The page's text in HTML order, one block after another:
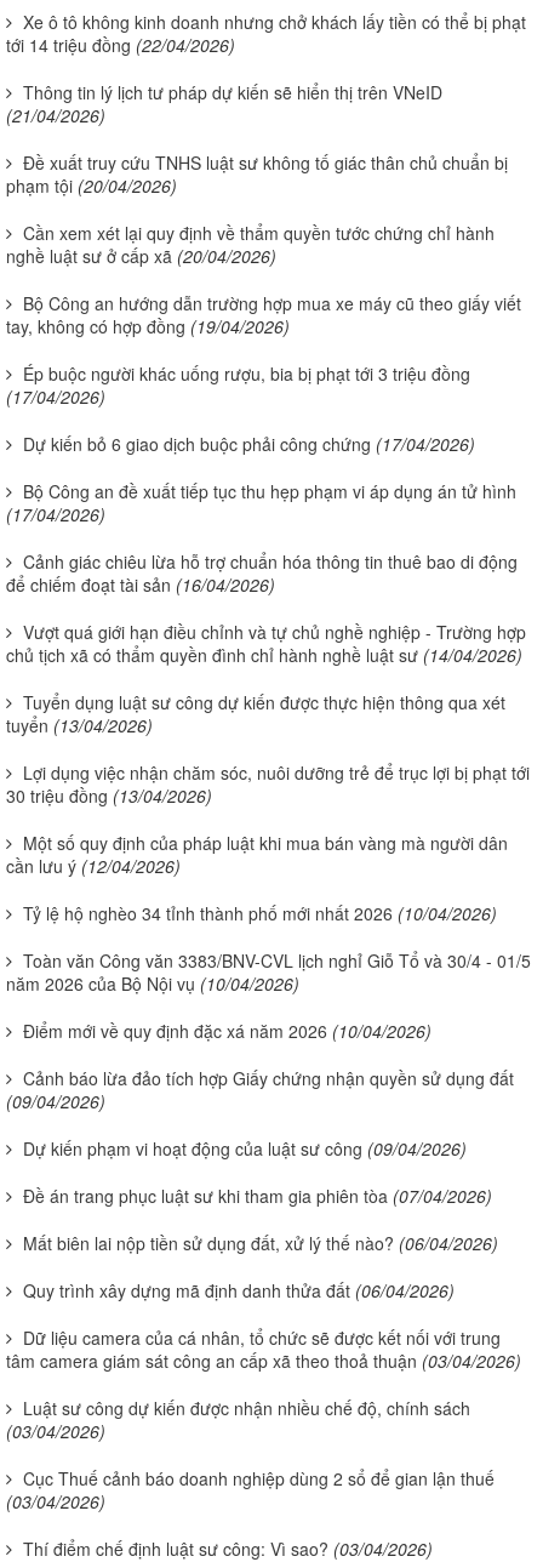
Xe ô tô không kinh doanh nhưng chở khách lấy tiền có thể bị phạt
tới 14 triệu đồng (22/04/2026)
Thông tin lý lịch tư pháp dự kiến sẽ hiển thị trên VNeID
(21/04/2026)
Đề xuất truy cứu TNHS luật sư không tố giác thân chủ chuẩn bị
phạm tội (20/04/2026)
Cần xem xét lại quy định về thẩm quyền tước chứng chỉ hành
nghề luật sư ở cấp xã (20/04/2026)
Bộ Công an hướng dẫn trường hợp mua xe máy cũ theo giấy viết
tay, không có hợp đồng (19/04/2026)
Ép buộc người khác uống rượu, bia bị phạt tới 3 triệu đồng
(17/04/2026)
Dự kiến bỏ 6 giao dịch buộc phải công chứng (17/04/2026)
Bộ Công an đề xuất tiếp tục thu hẹp phạm vi áp dụng án tử hình
(17/04/2026)
Cảnh giác chiêu lừa hỗ trợ chuẩn hóa thông tin thuê bao di động
để chiếm đoạt tài sản (16/04/2026)
Vượt quá giới hạn điều chỉnh và tự chủ nghề nghiệp - Trường hợp
chủ tịch xã có thẩm quyền đình chỉ hành nghề luật sư (14/04/2026)
Tuyển dụng luật sư công dự kiến được thực hiện thông qua xét
tuyển (13/04/2026)
Lợi dụng việc nhận chăm sóc, nuôi dưỡng trẻ để trục lợi bị phạt tới
30 triệu đồng (13/04/2026)
Một số quy định của pháp luật khi mua bán vàng mà người dân
cần lưu ý (12/04/2026)
Tỷ lệ hộ nghèo 34 tỉnh thành phố mới nhất 2026 (10/04/2026)
Toàn văn Công văn 3383/BNV-CVL lịch nghỉ Giỗ Tổ và 30/4 - 01/5
năm 2026 của Bộ Nội vụ (10/04/2026)
Điểm mới về quy định đặc xá năm 2026 (10/04/2026)
Cảnh báo lừa đảo tích hợp Giấy chứng nhận quyền sử dụng đất
(09/04/2026)
Dự kiến phạm vi hoạt động của luật sư công (09/04/2026)
Đề án trang phục luật sư khi tham gia phiên tòa (07/04/2026)
Mất biên lai nộp tiền sử dụng đất, xử lý thế nào? (06/04/2026)
Quy trình xây dựng mã định danh thửa đất (06/04/2026)
Dữ liệu camera của cá nhân, tổ chức sẽ được kết nối với trung
tâm camera giám sát công an cấp xã theo thoả thuận (03/04/2026)
Luật sư công dự kiến được nhận nhiều chế độ, chính sách
(03/04/2026)
Cục Thuế cảnh báo doanh nghiệp dùng 2 sổ để gian lận thuế
(03/04/2026)
Thí điểm chế định luật sư công: Vì sao? (03/04/2026)